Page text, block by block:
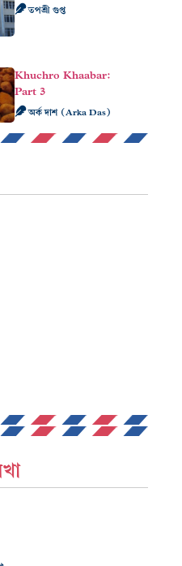
তপশ্রী গুপ্ত
Khuchro Khaabar:
Part 3
অর্ক দাশ (Arka Das)